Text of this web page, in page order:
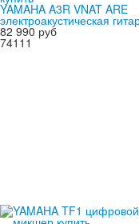
YAMAHA A3R VNAT ARE
электроакустическая
82 990 руб
74111